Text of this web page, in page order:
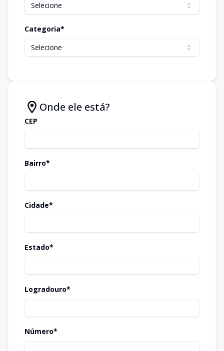
Selecione
Categoria*
Selecione
Onde ele está?
CEP
Bairro*
Cidade*
Estado*
Logradouro*
Número*